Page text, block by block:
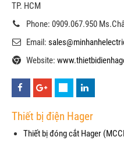
TP. HCM
Phone: 0909.067.950
Email:
Website:
Thiết bị điện Hager
Thiết bị đóng cắt Hager